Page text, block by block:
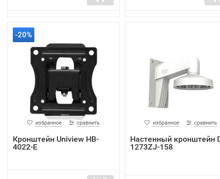
-20%
избранное сравнить
Кронштейн Uniview HB-
4022-E
избранное сравнить
Настенный кронштейн
1273ZJ-158